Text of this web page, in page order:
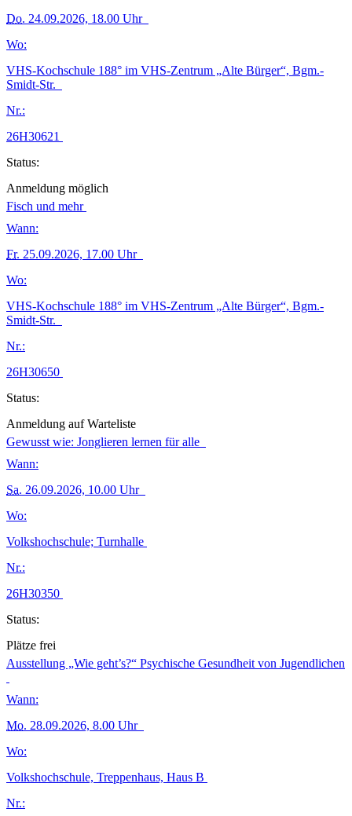
Do. 24.09.2026, 18.00 Uhr
Wo:
VHS-Kochschule 188° im VHS-Zentrum „Alte Bürger“, Bgm.-
Smidt-Str.
Nr.:
26H30621
Status:
Anmeldung möglich
Fisch und mehr
Wann:
Fr. 25.09.2026, 17.00 Uhr
Wo:
VHS-Kochschule 188° im VHS-Zentrum „Alte Bürger“, Bgm.-
Smidt-Str.
Nr.:
26H30650
Status:
Anmeldung auf Warteliste
Gewusst wie: Jonglieren lernen für alle
Wann:
Sa. 26.09.2026, 10.00 Uhr
Wo:
Volkshochschule; Turnhalle
Nr.:
26H30350
Status:
Plätze frei
Ausstellung „Wie geht’s?“ Psychische Gesundheit von Jugendlichen
Wann:
Mo. 28.09.2026, 8.00 Uhr
Wo:
Volkshochschule, Treppenhaus, Haus B
Nr.: